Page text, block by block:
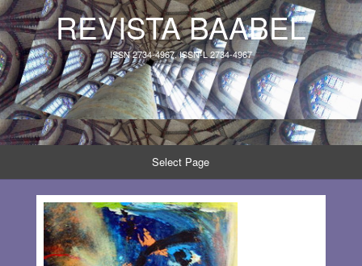
REVISTA BAABEL
ISSN 2734-4967, ISSN-L 2734-4967
Select Page